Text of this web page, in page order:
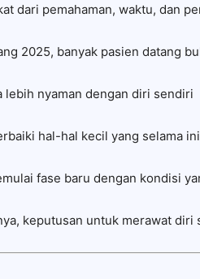
dari pemahaman, waktu, dan
2025, banyak pasien datang
lebih nyaman dengan diri sendiri
hal-hal kecil yang selama
fase baru dengan kondisi
keputusan untuk merawat